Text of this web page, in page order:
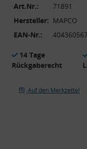
Art.Nr.:
71891
Hersteller: MAPCO
EAN-Nr.:
14 Tage
Rückgaberecht
Auf den Merkzettel